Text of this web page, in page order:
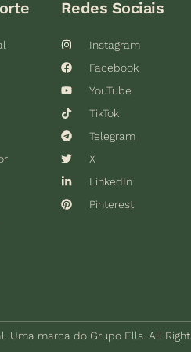
Redes Sociais
Instagram
Facebook
YouTube
TikTok
Telegram
X
LinkedIn
Pinterest
Uma marca do Grupo Ells. All